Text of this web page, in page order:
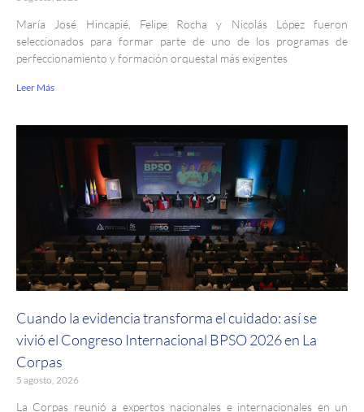
María José Hincapié, Felipe Rocha y Nicolás López fueron
seleccionados para formar parte de uno de los programas de
perfeccionamiento y formación orquestal más exigentes
Leer Más
Cuando la evidencia transforma el cuidado: así se
vivió el Congreso Internacional BPSO 2026 en La
Corpas
5 agosto, 2026
La Corpas reunió a expertos nacionales e internacionales en un